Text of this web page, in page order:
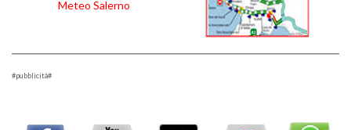
Meteo Salerno
#pubblicità#